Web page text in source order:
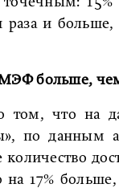
и больше,
больше,
о том, что на
по данным
17%